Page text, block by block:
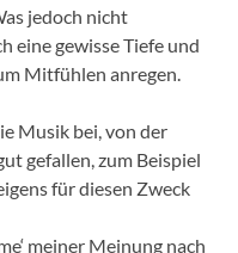
jedoch nicht
eine gewisse Tiefe und
Mitfühlen anregen.
Musik bei, von der
gefallen, zum Beispiel
eigens für diesen Zweck
meiner Meinung nach